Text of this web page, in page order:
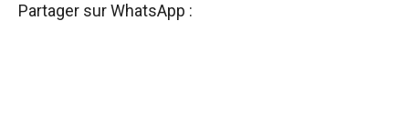
Partager sur WhatsApp :